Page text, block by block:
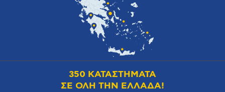
350 ΚΑΤΑΣΤΗΜΑΤΑ
ΣΕ ΟΛΗ ΤΗΝ ΕΛΛΑΔΑ!